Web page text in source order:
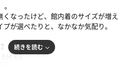
ころとしたいです‥。
たけど、結構人がいて、岩盤浴の石？
あるくらい。
まりいないので、ゆったりと温まれ
くなったけど、館内着のサイズが増え
が選べたりと、なかなか気配り。
8分×1
続きを読む